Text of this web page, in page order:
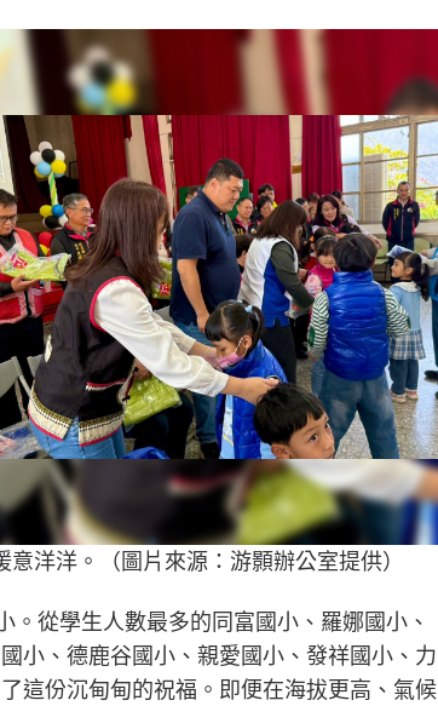
洋洋。（圖片來源：游顥辦公室提供）
從學生人數最多的同富國小、羅娜國小、
小、德鹿谷國小、親愛國小、發祥國小、力
這份沉甸甸的祝福。即便在海拔更高、氣候